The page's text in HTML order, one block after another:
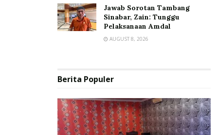
Jawab Sorotan Tambang
Sinabar, Zain: Tunggu
Pelaksanaan Amdal
AUGUST 8, 2026
Berita Populer